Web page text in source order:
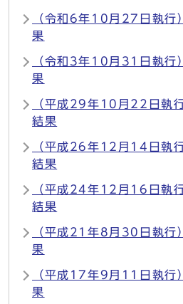
（令和6年10月27日執行
果
（令和3年10月31日執行
果
（平成29年10月22日執
結果
（平成26年12月14日執
結果
（平成24年12月16日執
結果
（平成21年8月30日執行
果
（平成17年9月11日執行
果